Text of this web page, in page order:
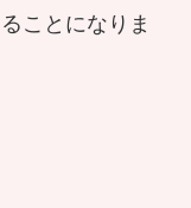
？
ことになりま